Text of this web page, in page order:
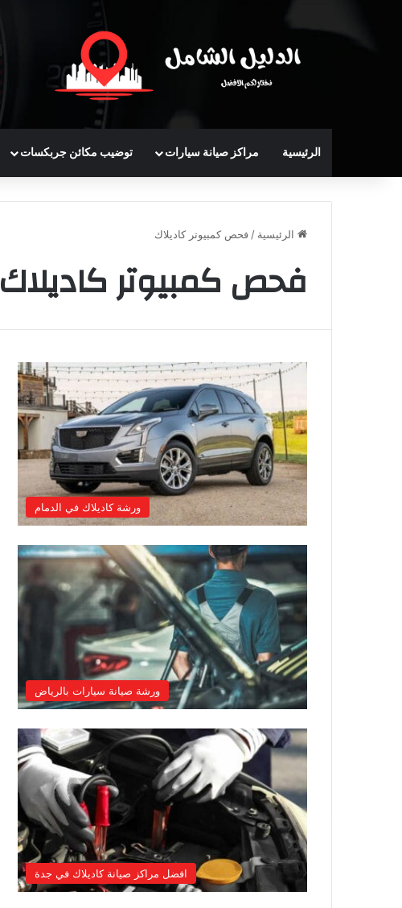
الرئيسية مراكز صيانة سيارات توضيب مكائن جربكسات
الرئيسية /فحص كمبيوتر كاديلاك
فحص كمبيوتر كاديلاك
ورشة كاديلاك في الدمام
ورشة صيانة سيارات بالرياض
افضل مراكز صيانة كاديلاك في جدة